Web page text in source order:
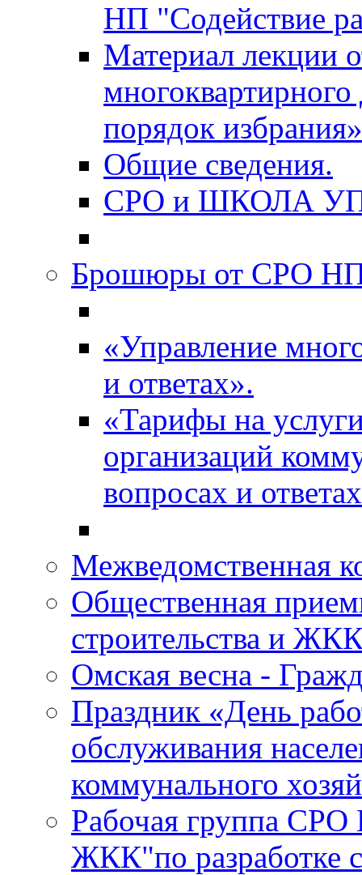
НП "Содействие
Материал лекции
порядок
Общие сведения.
СРО и ШКОЛА
Брошюры от СРО НП
«Управление
и ответах».
«Тарифы на
организаций
вопросах и
Межведомственная
Общественная
строительства и
Омская весна -
Праздник «День
обслуживания
коммунального
Рабочая группа
ЖКК"по разработке